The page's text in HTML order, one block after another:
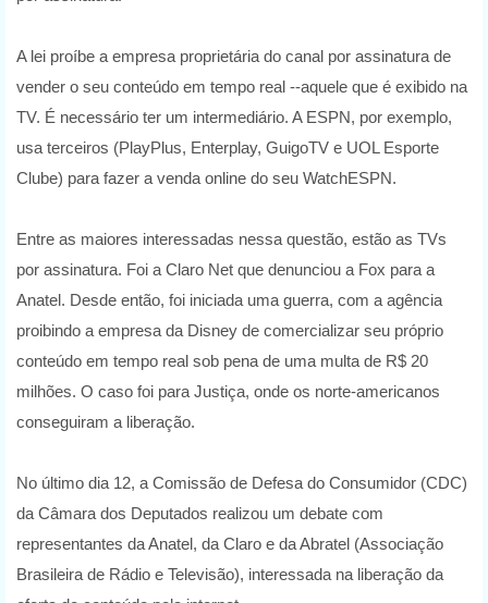
A lei proíbe a empresa proprietária do canal por assinatura de
vender o seu conteúdo em tempo real --aquele que é exibido na
TV. É necessário ter um intermediário. A ESPN, por exemplo,
usa terceiros (PlayPlus, Enterplay, GuigoTV e UOL Esporte
Clube) para fazer a venda online do seu WatchESPN.
Entre as maiores interessadas nessa questão, estão as TVs
por assinatura. Foi a Claro Net que denunciou a Fox para a
Anatel. Desde então, foi iniciada uma guerra, com a agência
proibindo a empresa da Disney de comercializar seu próprio
conteúdo em tempo real sob pena de uma multa de R$ 20
milhões. O caso foi para Justiça, onde os norte-americanos
conseguiram a liberação.
No último dia 12, a Comissão de Defesa do Consumidor (CDC)
da Câmara dos Deputados realizou um debate com
representantes da Anatel, da Claro e da Abratel (Associação
Brasileira de Rádio e Televisão), interessada na liberação da